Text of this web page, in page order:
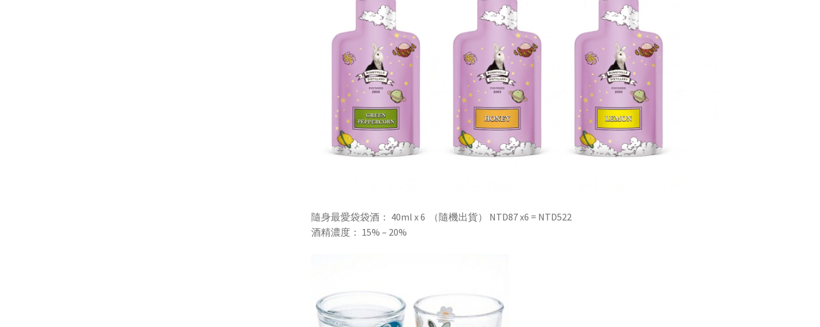
隨身最愛袋袋酒： 40ml x 6 （隨機出貨） NTD87 x6 = NTD522
酒精濃度： 15% – 20%